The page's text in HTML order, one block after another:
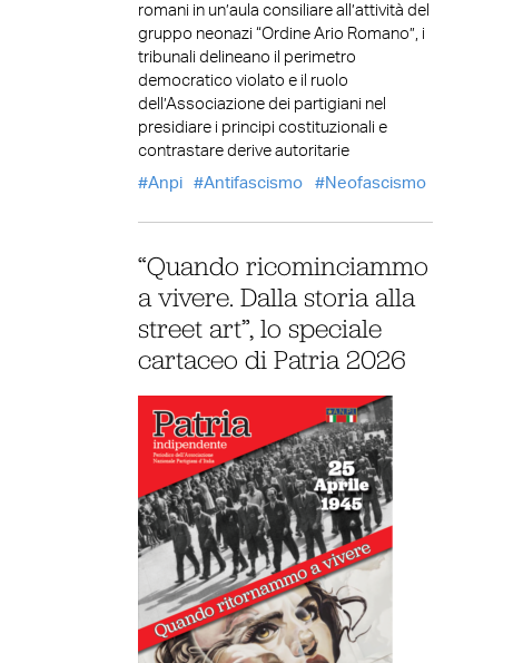
romani in un’aula consiliare all’attività del
gruppo neonazi “Ordine Ario Romano”, i
tribunali delineano il perimetro
democratico violato e il ruolo
dell’Associazione dei partigiani nel
presidiare i principi costituzionali e
contrastare derive autoritarie
Anpi
Antifascismo Neofascismo
“Quando ricominciammo
a vivere. Dalla storia alla
street art”, lo speciale
cartaceo di Patria 2026